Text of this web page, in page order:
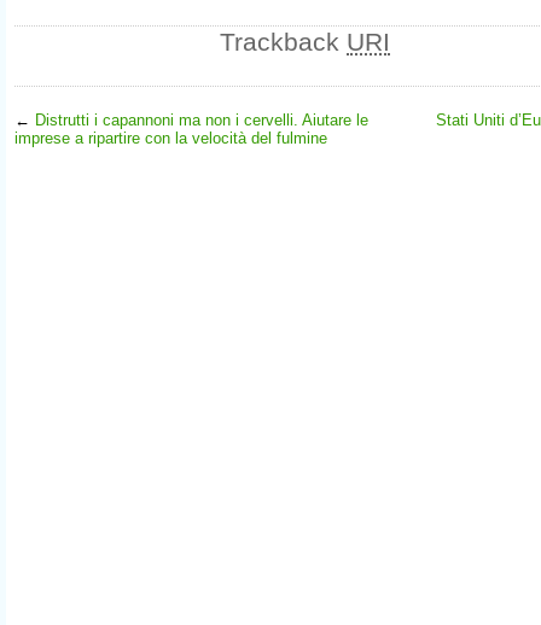
Trackback URI
← Distrutti i capannoni ma non i cervelli. Aiutare le
imprese a ripartire con la velocità del fulmine
Stati Uniti